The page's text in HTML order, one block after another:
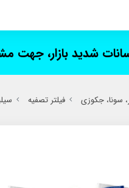
شدید بازار، جهت
سونا، جکوزی فیلتر تصفیه